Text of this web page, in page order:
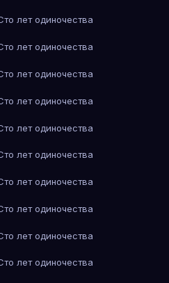
лет одиночества
лет одиночества
лет одиночества
лет одиночества
лет одиночества
лет одиночества
лет одиночества
лет одиночества
лет одиночества
лет одиночества